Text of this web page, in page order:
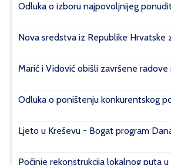
Odluka o izboru najpovoljnijeg
Nova sredstva iz Republike Hrvatske
Marić i Vidović obišli završene radove
Odluka o poništenju konkurentskog
Ljeto u Kreševu - Bogat program
Počinje rekonstrukcija lokalnog puta u